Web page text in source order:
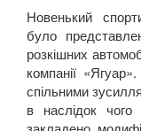
Новенький
було
розкішних
компанії
спільними
в наслідок